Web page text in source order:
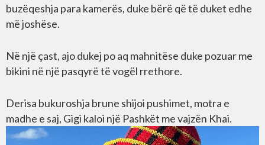
buzëqeshja para kamerës, duke bërë që të duket edhe
më joshëse.
Në një çast, ajo dukej po aq mahnitëse duke pozuar me
bikini në një pasqyrë të vogël rrethore.
Derisa bukuroshja brune shijoi pushimet, motra e
madhe e saj, Gigi kaloi një Pashkët me vajzën Khai.